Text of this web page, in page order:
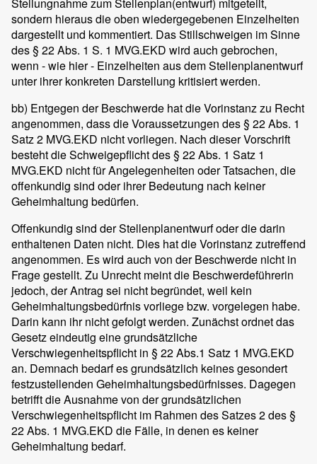
sondern hieraus die oben wiedergegebenen Einzelheiten
dargestellt und kommentiert. Das Stillschweigen im Sinne
des § 22 Abs. 1 S. 1 MVG.EKD wird auch gebrochen,
wenn - wie hier - Einzelheiten aus dem Stellenplanentwurf
unter ihrer konkreten Darstellung kritisiert werden.
bb) Entgegen der Beschwerde hat die Vorinstanz zu Recht
angenommen, dass die Voraussetzungen des § 22 Abs. 1
Satz 2 MVG.EKD nicht vorliegen. Nach dieser Vorschrift
besteht die Schweigepflicht des § 22 Abs. 1 Satz 1
MVG.EKD nicht für Angelegenheiten oder Tatsachen, die
offenkundig sind oder ihrer Bedeutung nach keiner
Geheimhaltung bedürfen.
Offenkundig sind der Stellenplanentwurf oder die darin
enthaltenen Daten nicht. Dies hat die Vorinstanz zutreffend
angenommen. Es wird auch von der Beschwerde nicht in
Frage gestellt. Zu Unrecht meint die Beschwerdeführerin
jedoch, der Antrag sei nicht begründet, weil kein
Geheimhaltungsbedürfnis vorliege bzw. vorgelegen habe.
Darin kann ihr nicht gefolgt werden. Zunächst ordnet das
Gesetz eindeutig eine grundsätzliche
Verschwiegenheitspflicht in § 22 Abs.1 Satz 1 MVG.EKD
an. Demnach bedarf es grundsätzlich keines gesondert
festzustellenden Geheimhaltungsbedürfnisses. Dagegen
betrifft die Ausnahme von der grundsätzlichen
Verschwiegenheitspflicht im Rahmen des Satzes 2 des §
22 Abs. 1 MVG.EKD die Fälle, in denen es keiner
Geheimhaltung bedarf.